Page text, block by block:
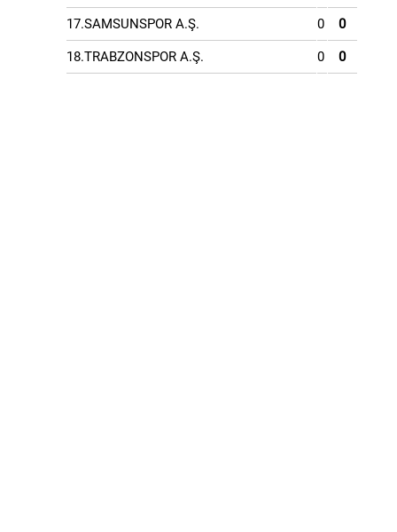
17.SAMSUNSPOR A.Ş. 0 0
18.TRABZONSPOR A.Ş. 0 0